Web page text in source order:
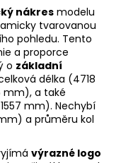
nákres modelu
tvarovanou
pohledu. Tento
a proporce
o základní
délka (4718
mm), a také
mm). Nechybí
a průměru kol
výrazné logo